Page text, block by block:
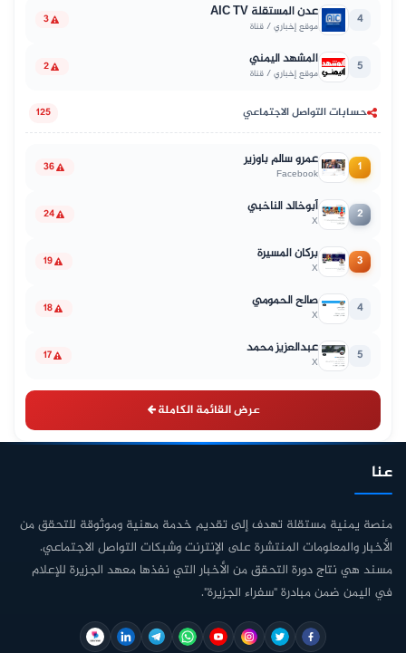
4 عدن المستقلة AIC TV
موقع إخباري / قناة 3
5 المشهد اليمني
موقع إخباري / قناة 2
حسابات التواصل الاجتماعي 125
1 عمرو سالم باوزير
Facebook
36
2 أبوخالد الناخبي
X
24
3 بركان المسيرة
X
19
4 صالح الحمومي
X
18
5 عبدالعزيز محمد
X
17
عرض القائمة الكاملة
عنا
منصة يمنية مستقلة تهدف إلى تقديم خدمة مهنية وموثوقة للتحقق من
الأخبار والمعلومات المنتشرة على الإنترنت وشبكات التواصل الاجتماعي.
مسند هي نتاج دورة التحقق من الأخبار التي نفذها معهد الجزيرة للإعلام
في اليمن ضمن مبادرة "سفراء الجزيرة".